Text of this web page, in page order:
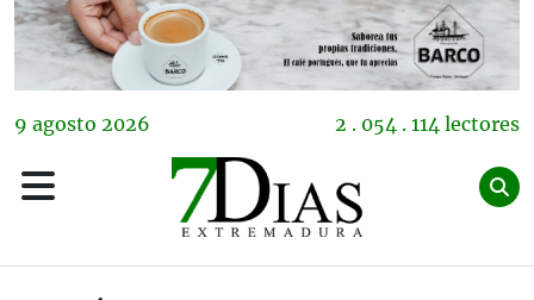
9 agosto 2026 2 . 054 . 114 lectores